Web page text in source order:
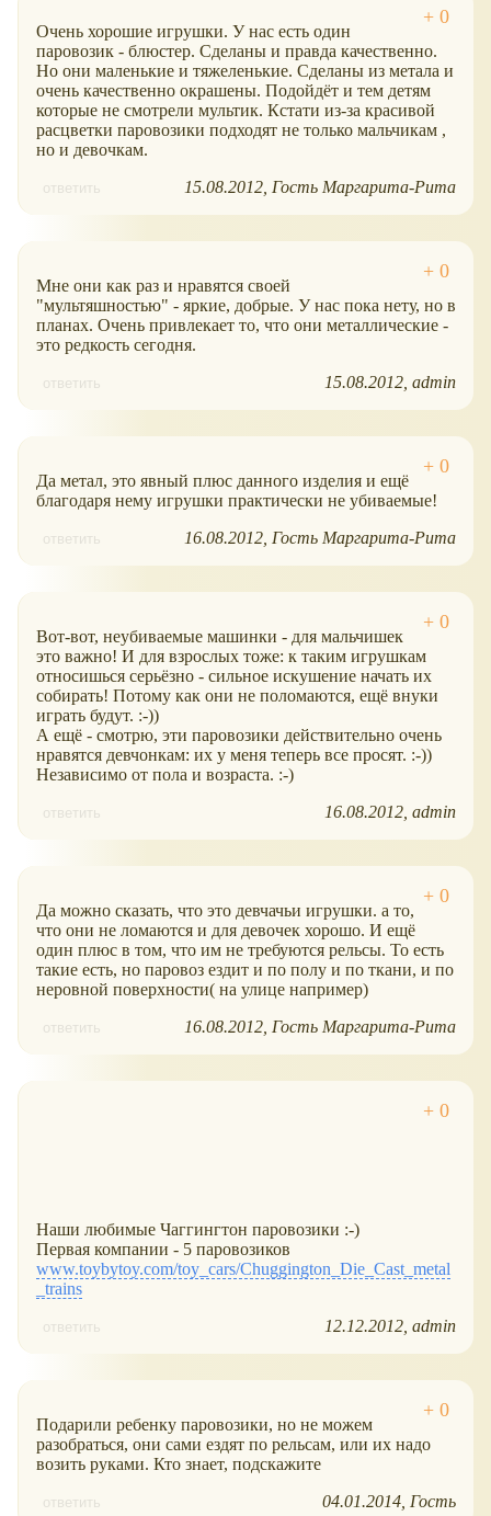
Очень хорошие игрушки. У нас есть один
паровозик - блюстер. Сделаны и правда качественно.
Но они маленькие и тяжеленькие. Сделаны из метала и
очень качественно окрашены. Подойдёт и тем детям
которые не смотрели мультик. Кстати из-за красивой
расцветки паровозики подходят не только мальчикам ,
но и девочкам.
ответить 15.08.2012 Гость Маргарита-Рита
Мне они как раз и нравятся своей
"мультяшностью" - яркие, добрые. У нас пока нету, но в
планах. Очень привлекает то, что они металлические -
это редкость сегодня.
ответить 15.08.2012 admin
Да метал, это явный плюс данного изделия и ещё
благодаря нему игрушки практически не убиваемые!
ответить 16.08.2012 Гость Маргарита-Рита
Вот-вот, неубиваемые машинки - для мальчишек
это важно! И для взрослых тоже: к таким игрушкам
относишься серьёзно - сильное искушение начать их
собирать! Потому как они не поломаются, ещё внуки
играть будут. :-))
А ещё - смотрю, эти паровозики действительно очень
нравятся девчонкам: их у меня теперь все просят. :-))
Независимо от пола и возраста. :-)
ответить 16.08.2012 admin
Да можно сказать, что это девчачьи игрушки. а то,
что они не ломаются и для девочек хорошо. И ещё
один плюс в том, что им не требуются рельсы. То есть
такие есть, но паровоз ездит и по полу и по ткани, и по
неровной поверхности( на улице например)
ответить 16.08.2012 Гость Маргарита-Рита
Наши любимые Чаггингтон паровозики :-)
Первая компании - 5 паровозиков
www.toybytoy.com/toy_cars/Chuggington_Die_Cast_metal
_trains
ответить 12.12.2012 admin
Подарили ребенку паровозики, но не можем
разобраться, они сами ездят по рельсам, или их надо
возить руками. Кто знает, подскажите
ответить 04.01.2014 Гость